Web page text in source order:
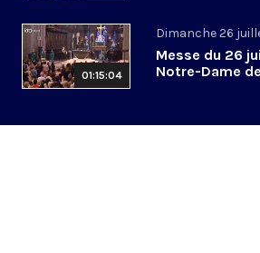
01:15:04
Dimanche 26
Messe du 26
Notre-Dame